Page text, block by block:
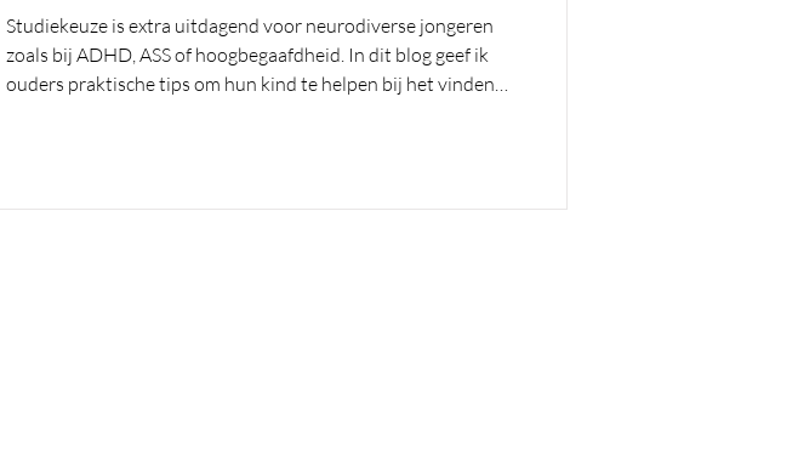
Studiekeuze is extra uitdagend voor neurodiverse jongeren
zoals bij ADHD, ASS of hoogbegaafdheid. In dit blog geef ik
ouders praktische tips om hun kind te helpen bij het vinden